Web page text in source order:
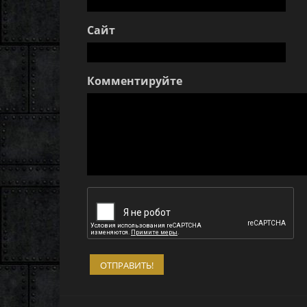
Сайт
Комментируйте